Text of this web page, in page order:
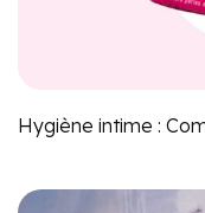
Hygiène intime :